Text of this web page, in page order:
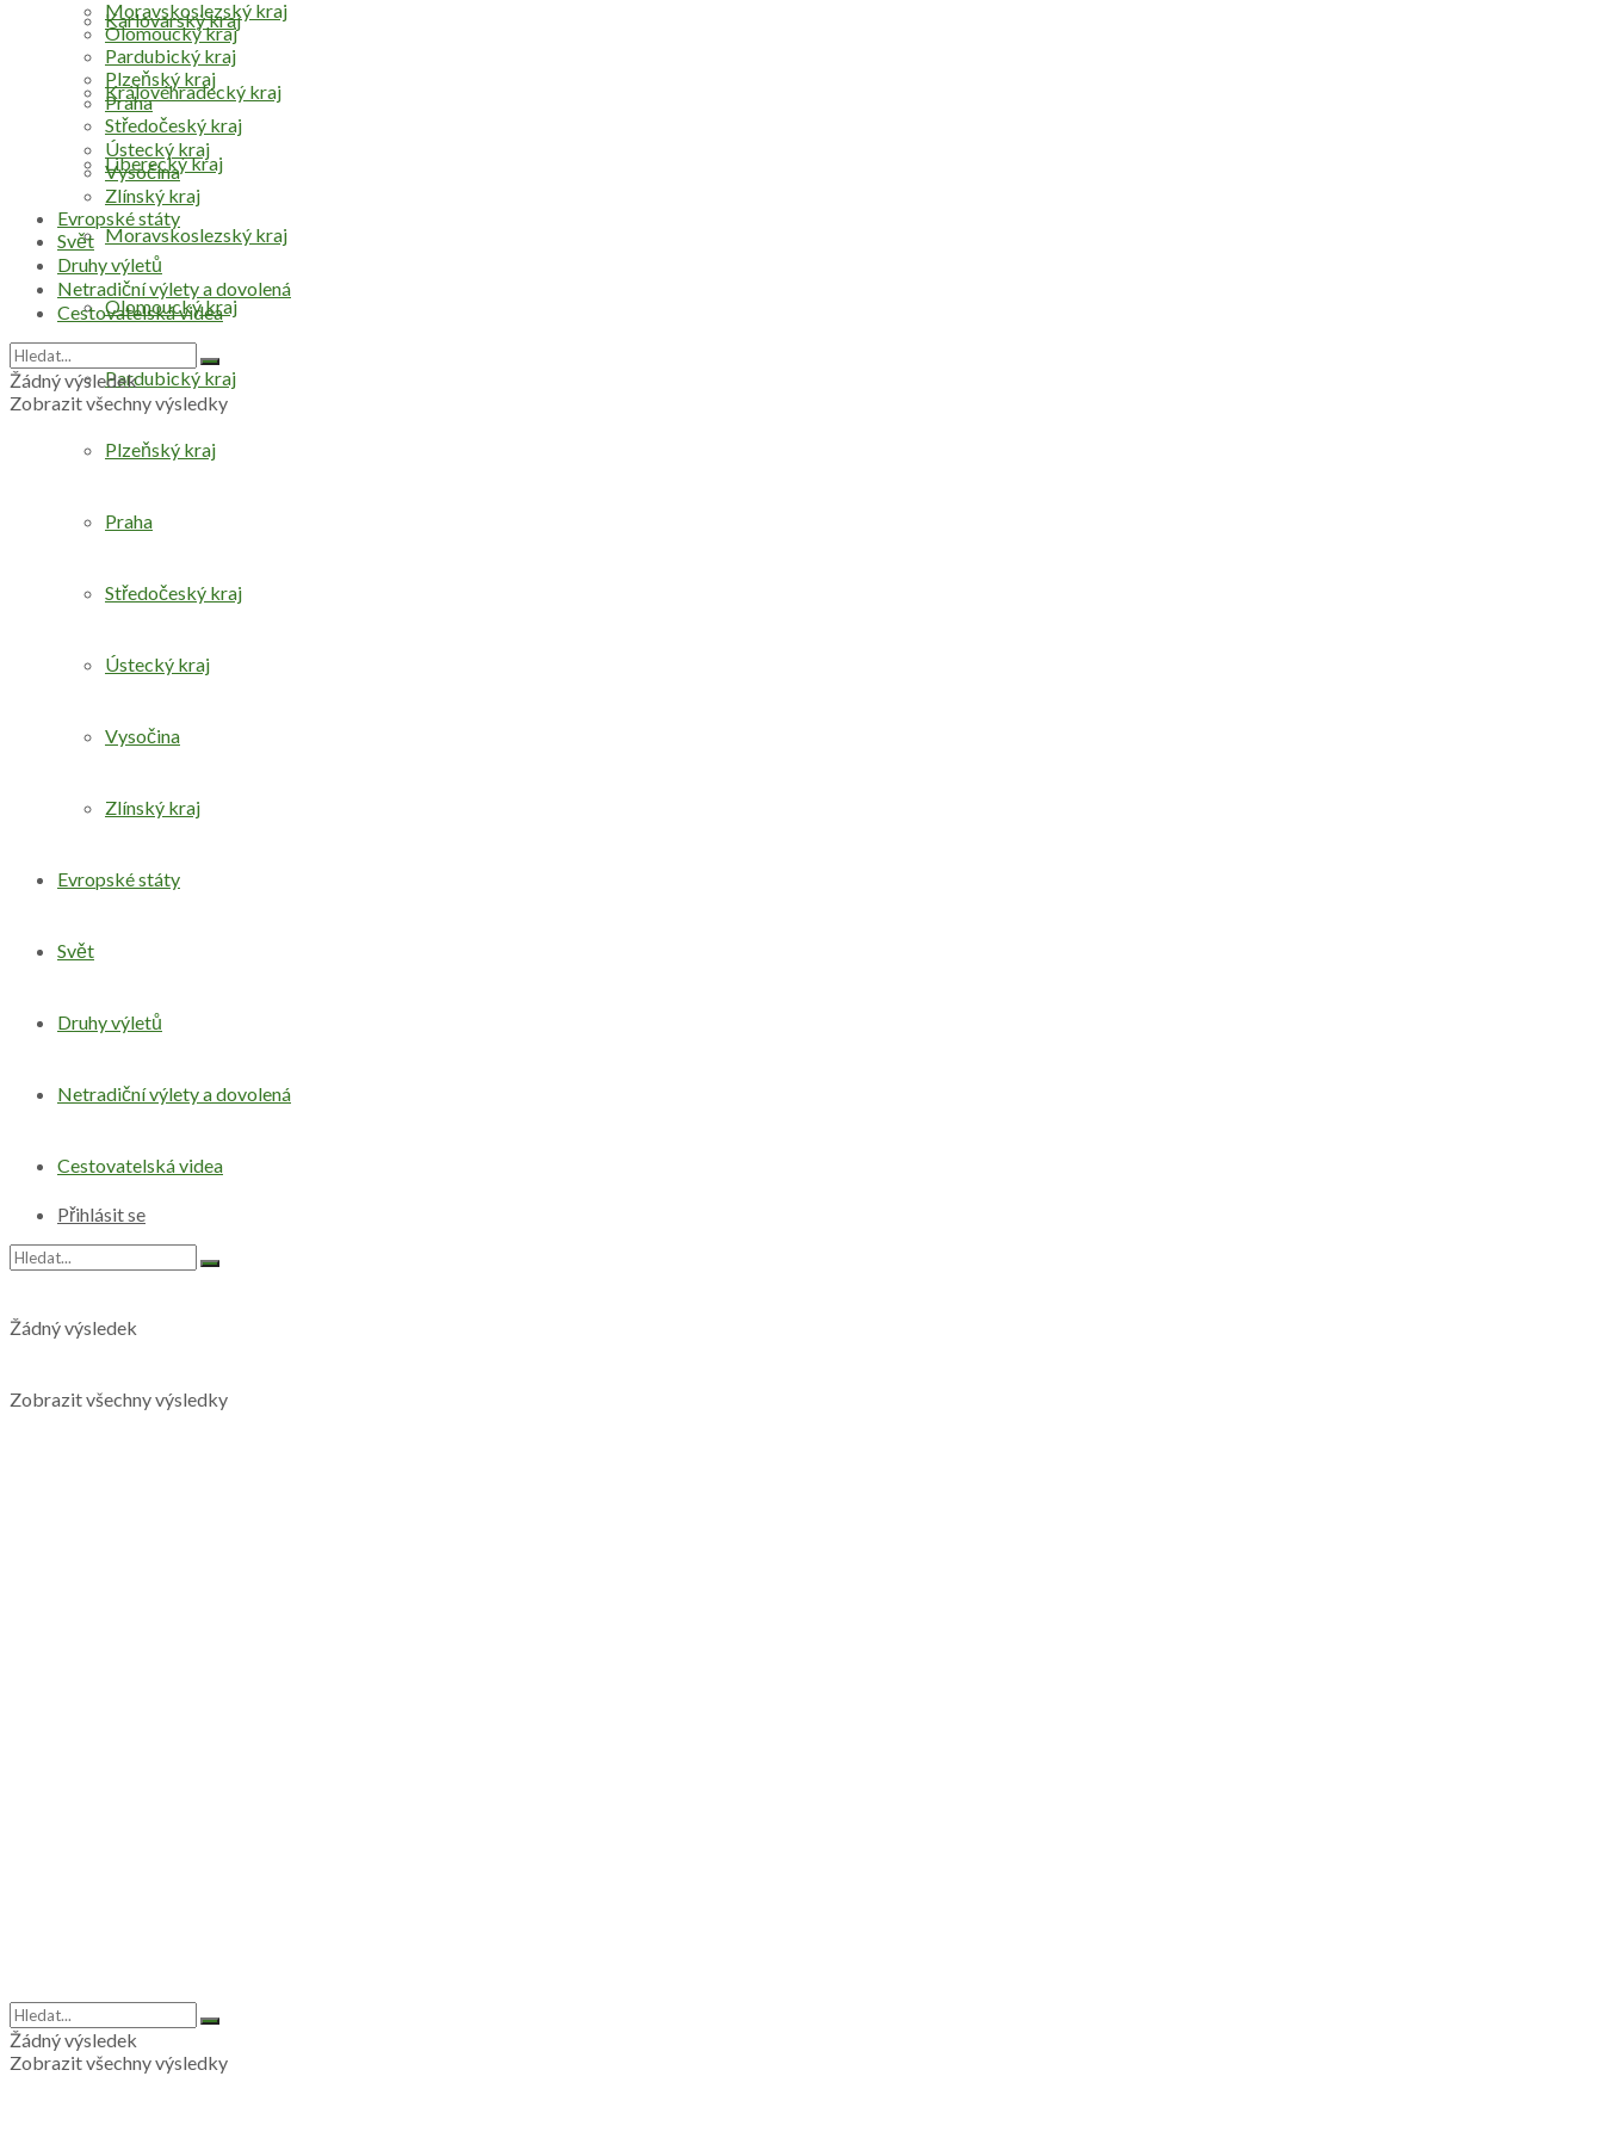
Přihlásit se
Karlovarský kraj
Královéhradecký kraj
Liberecký kraj
Moravskoslezský kraj
Olomoucký kraj
Pardubický kraj
Plzeňský kraj
Praha
Středočeský kraj
Ústecký kraj
Vysočina
Zlínský kraj
Evropské státy
Svět
Druhy výletů
Netradiční výlety a dovolená
Cestovatelská videa
Žádný výsledek
Zobrazit všechny výsledky
Moravskoslezský kraj
Olomoucký kraj
Pardubický kraj
Plzeňský kraj
Praha
Středočeský kraj
Ústecký kraj
Vysočina
Zlínský kraj
Evropské státy
Svět
Druhy výletů
Netradiční výlety a dovolená
Cestovatelská videa
Žádný výsledek
Zobrazit všechny výsledky
Žádný výsledek
Zobrazit všechny výsledky